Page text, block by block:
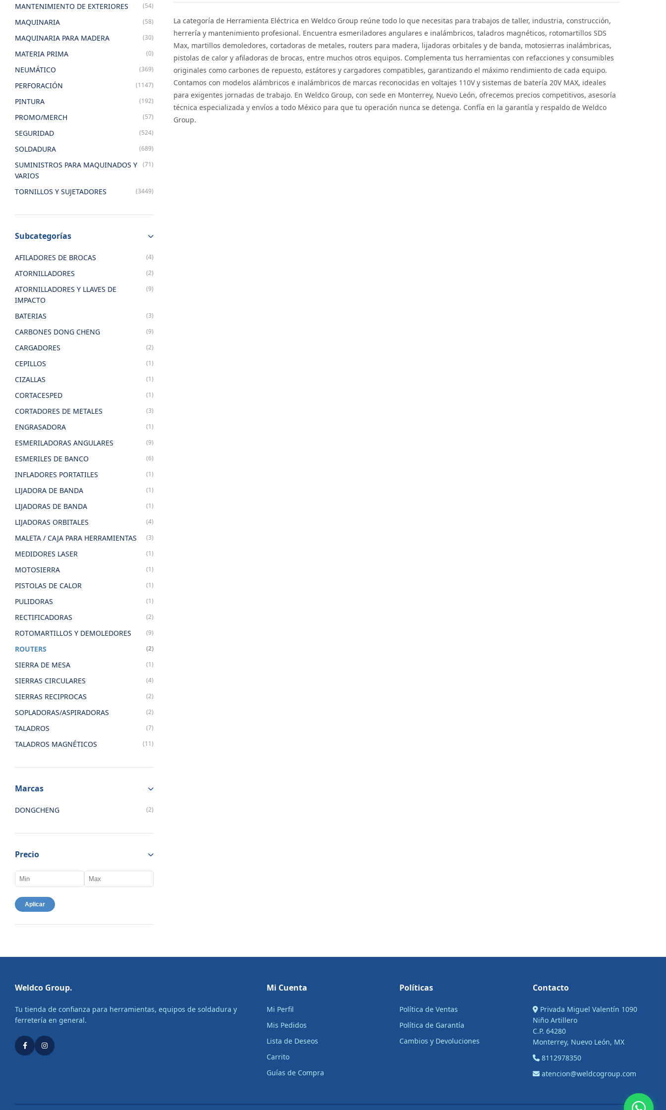
MANTENIMIENTO DE EXTERIORES (54)
MAQUINARIA (58)
MAQUINARIA PARA MADERA (30)
MATERIA PRIMA (0)
NEUMÁTICO (369)
PERFORACIÓN (1147)
PINTURA (192)
PROMO/MERCH (57)
SEGURIDAD (524)
SOLDADURA (689)
SUMINISTROS PARA MAQUINADOS Y
VARIOS
(71)
TORNILLOS Y SUJETADORES (3449)
Subcategorías
AFILADORES DE BROCAS (4)
ATORNILLADORES (2)
ATORNILLADORES Y LLAVES DE
IMPACTO
(9)
BATERIAS (3)
CARBONES DONG CHENG (9)
CARGADORES (2)
CEPILLOS (1)
CIZALLAS (1)
CORTACESPED (1)
CORTADORES DE METALES (3)
ENGRASADORA (1)
ESMERILADORAS ANGULARES (9)
ESMERILES DE BANCO (6)
INFLADORES PORTATILES (1)
LIJADORA DE BANDA (1)
LIJADORAS DE BANDA (1)
LIJADORAS ORBITALES (4)
MALETA / CAJA PARA HERRAMIENTAS (3)
MEDIDORES LASER (1)
MOTOSIERRA (1)
PISTOLAS DE CALOR (1)
PULIDORAS (1)
RECTIFICADORAS (2)
ROTOMARTILLOS Y DEMOLEDORES (9)
ROUTERS (2)
SIERRA DE MESA (1)
SIERRAS CIRCULARES (4)
SIERRAS RECIPROCAS (2)
SOPLADORAS/ASPIRADORAS (2)
TALADROS (7)
TALADROS MAGNÉTICOS (11)
Marcas
DONGCHENG (2)
Precio
Aplicar
La categoría de Herramienta Eléctrica en Weldco Group reúne todo lo que necesitas para trabajos de taller, industria, construcción,
herrería y mantenimiento profesional. Encuentra esmeriladores angulares e inalámbricos, taladros magnéticos, rotomartillos SDS
Max, martillos demoledores, cortadoras de metales, routers para madera, lijadoras orbitales y de banda, motosierras inalámbricas,
pistolas de calor y afiladoras de brocas, entre muchos otros equipos. Complementa tus herramientas con refacciones y consumibles
originales como carbones de repuesto, estátores y cargadores compatibles, garantizando el máximo rendimiento de cada equipo.
Contamos con modelos alámbricos e inalámbricos de marcas reconocidas en voltajes 110V y sistemas de batería 20V MAX, ideales
para exigentes jornadas de trabajo. En Weldco Group, con sede en Monterrey, Nuevo León, ofrecemos precios competitivos, asesoría
técnica especializada y envíos a todo México para que tu operación nunca se detenga. Confía en la garantía y respaldo de Weldco
Group.
Weldco Group.
Tu tienda de confianza para herramientas, equipos de soldadura y
ferretería en general.
Mi Cuenta
Mi Perfil
Mis Pedidos
Lista de Deseos
Carrito
Guías de Compra
Políticas
Política de Ventas
Política de Garantía
Cambios y Devoluciones
Contacto
Privada Miguel Valentín 1090
Niño Artillero
C.P. 64280
Monterrey, Nuevo León, MX
8112978350
atencion@weldcogroup.com